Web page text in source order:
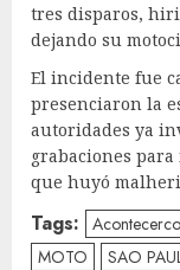
tres disparos,
dejando su
El incidente fue
presenciaron la
autoridades ya
grabaciones
que huyó
Tags:
MOTO
SAO